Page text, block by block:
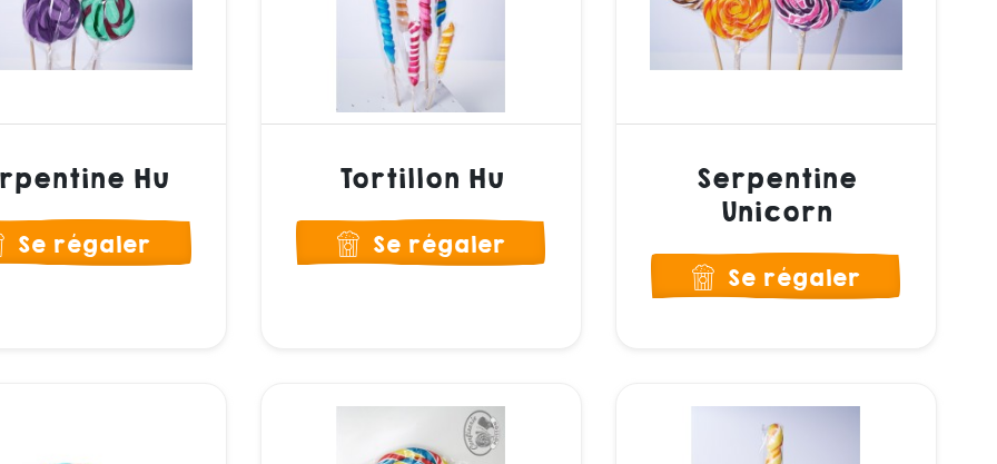
Hu
Se régaler
Tortillon Hu
Se régaler
Serpentine
Unicorn
Se régaler